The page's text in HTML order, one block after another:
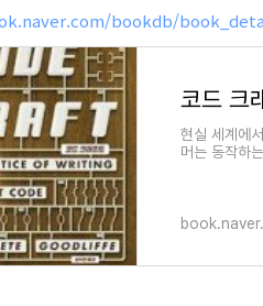
bookdb/
코드 크
현실 세계에
머는 동작하